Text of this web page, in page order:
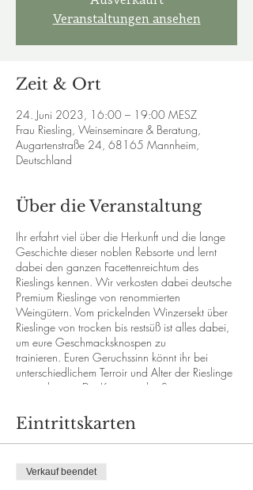
Veranstaltungen ansehen
Zeit & Ort
24. Juni 2023, 16:00 – 19:00 MESZ
Frau Riesling, Weinseminare & Beratung,
Augartenstraße 24, 68165 Mannheim,
Deutschland
Über die Veranstaltung
Ihr erfahrt viel über die Herkunft und die lange
Geschichte dieser noblen Rebsorte und lernt
dabei den ganzen Facettenreichtum des
Rieslings kennen. Wir verkosten dabei deutsche
Premium Rieslinge von renommierten
Weingütern. Vom prickelnden Winzersekt über
Rieslinge von trocken bis restsüß ist alles dabei,
um eure Geschmacksknospen zu
trainieren. Euren Geruchssinn könnt ihr bei
unterschiedlichem Terroir und Alter der Rieslinge
ausprobieren. Die Krönung des Seminars ist
also gespannt sein und euch auf die ganze
Aromavielfalt dieser faszinierenden Rebsorte
freuen. Wir verkosten nur Premiumweine
inklusive einer Versteigerungsrarität in einer
Preisrange von über Zehn bis Vierzig Euro. Ihr
Eintrittskarten
Verkauf beendet